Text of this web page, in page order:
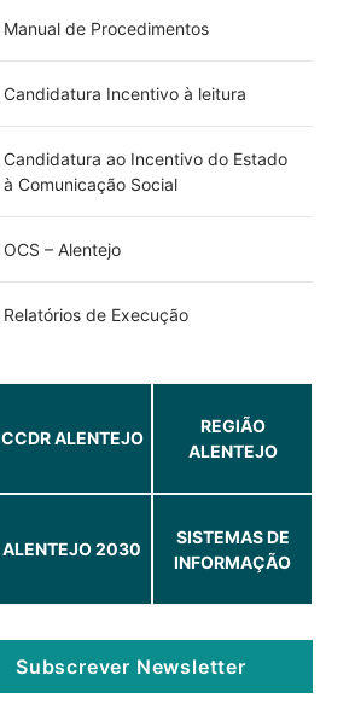
Manual de Procedimentos
Candidatura Incentivo à leitura
Candidatura ao Incentivo do Estado
à Comunicação Social
OCS – Alentejo
Relatórios de Execução
CCDR ALENTEJO
REGIÃO
ALENTEJO
ALENTEJO 2030
SISTEMAS DE
INFORMAÇÃO
Subscrever Newsletter